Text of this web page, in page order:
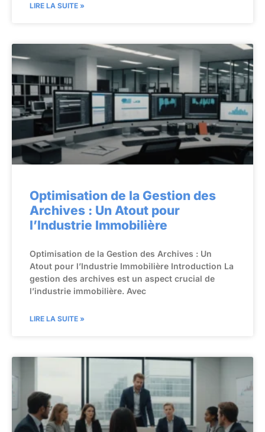
LIRE LA SUITE »
Optimisation de la Gestion des
Archives : Un Atout pour
l’Industrie Immobilière
Optimisation de la Gestion des Archives : Un
Atout pour l’Industrie Immobilière Introduction La
gestion des archives est un aspect crucial de
l’industrie immobilière. Avec
LIRE LA SUITE »